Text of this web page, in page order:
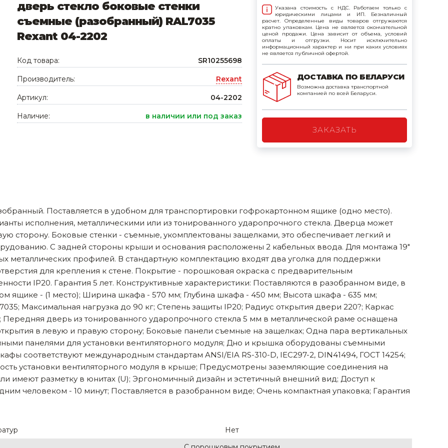
Ниппельные поилки для
свиней
дверь стекло боковые стенки
съемные (разобранный) RAL7035
Rexant 04-2202
Код товара: SR10255698
Производитель: Rexant
Артикул: 04-2202
Наличие: в наличии или под заказ
Указана стоимость с НДС. Работаем только с
юридическими лицами и ИП. Безналичный
расчет. Определенные виды товаров отгружаются
кратно упаковкам. Цена не является окончательной
ценой продажи. Цена зависит от объема, условий
оплаты и отгрузки. Носит исключительно
информационный характер и ни при каких условиях
не является публичной офертой.
ДОСТАВКА ПО БЕЛАРУСИ
Возможна доставка транспортной
компанией по всей Беларуси.
ЗАКАЗАТЬ
Поставляется в удобном для транспортировки гофрокартонном ящике (одно место).
исполнения, металлическими или из тонированного ударопрочного стекла. Дверца может
сторону. Боковые стенки - съемные, укомплектованы защелками, это обеспечивает легкий и
С задней стороны крыши и основания расположены 2 кабельных ввода. Для монтажа 19"
металлических профилей. В стандартную комплектацию входят два уголка для поддержки
для крепления к стене. Покрытие - порошковая окраска с предварительным
IP20. Гарантия 5 лет. Конструктивные характеристики: Поставляются в разобранном виде, в
ящике - (1 место); Ширина шкафа - 570 мм; Глубина шкафа - 450 мм; Высота шкафа - 635 мм;
Максимальная нагрузка до 90 кг; Степень защиты IP20; Радиус открытия двери 220?; Каркас
Передняя дверь из тонированного ударопрочного стекла 5 мм в металлической раме оснащена
в левую и правую сторону; Боковые панели съемные на защелках; Одна пара вертикальных
панелями для установки вентиляторного модуля; Дно и крышка оборудованы съемными
соответствуют международным стандартам ANSI/EIA RS-310-D, IEC297-2, DIN41494, ГОСТ 14254;
установки вентиляторного модуля в крыше; Предусмотрены заземляющие соединения на
имеют разметку в юнитах (U); Эргономичный дизайн и эстетичный внешний вид; Доступ к
человеком - 10 минут; Поставляется в разобранном виде; Очень компактная упаковка; Гарантия
Нет